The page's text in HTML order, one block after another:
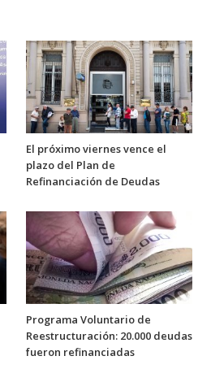
El próximo viernes vence el
plazo del Plan de
Refinanciación de Deudas
Programa Voluntario de
Reestructuración: 20.000 deudas
fueron refinanciadas